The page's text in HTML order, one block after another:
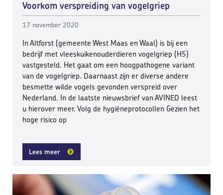
Voorkom verspreiding van vogelgriep
17 november 2020
In Altforst (gemeente West Maas en Waal) is bij een
bedrijf met vleeskuikenouderdieren vogelgriep (H5)
vastgesteld. Het gaat om een hoogpathogene variant
van de vogelgriep. Daarnaast zijn er diverse andere
besmette wilde vogels gevonden verspreid over
Nederland. In de laatste nieuwsbrief van AVINED leest
u hierover meer. Volg de hygiëneprotocollen Gezien het
hoge risico op
Lees meer